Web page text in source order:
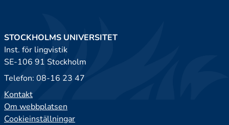
STOCKHOLMS UNIVERSITET
Inst. för lingvistik
SE-106 91 Stockholm
Telefon: 08-16 23 47
Kontakt
Om webbplatsen
Cookieinställningar